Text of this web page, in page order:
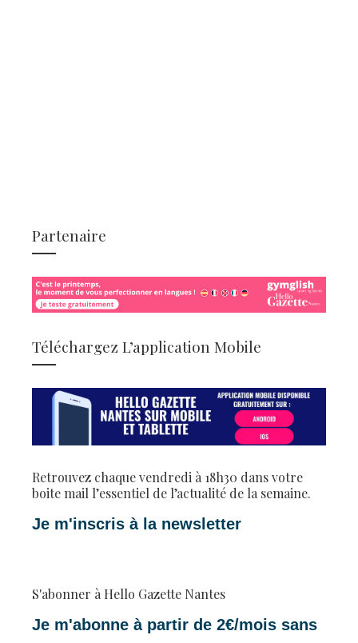
Partenaire
Téléchargez L’application Mobile
Retrouvez chaque vendredi à 18h30 dans votre
boite mail l’essentiel de l’actualité de la semaine.
Je m'inscris à la newsletter
S'abonner à Hello Gazette Nantes
Je m'abonne à partir de 2€/mois sans